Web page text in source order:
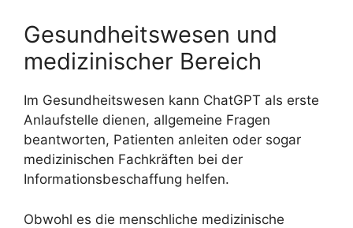
Gesundheitswesen und
medizinischer Bereich
Im Gesundheitswesen kann ChatGPT als erste
Anlaufstelle dienen, allgemeine Fragen
beantworten, Patienten anleiten oder sogar
medizinischen Fachkräften bei der
Informationsbeschaffung helfen.
Obwohl es die menschliche medizinische